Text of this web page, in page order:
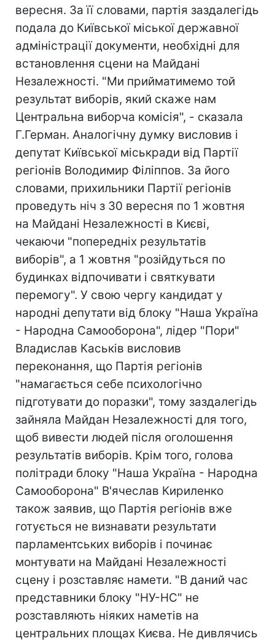
вересня. За її словами, партія заздалегідь
подала до Київської міської державної
адміністрації документи, необхідні для
встановлення сцени на Майдані
Незалежності. "Ми прийматимемо той
результат виборів, який скаже нам
Центральна виборча комісія", - сказала
Г.Герман. Аналогічну думку висловив і
депутат Київської міськради від Партії
регіонів Володимир Філіппов. За його
словами, прихильники Партії регіонів
проведуть ніч з 30 вересня по 1 жовтня
на Майдані Незалежності в Києві,
чекаючи "попередніх результатів
виборів", а 1 жовтня "розійдуться по
будинках відпочивати і святкувати
перемогу". У свою чергу кандидат у
народні депутати від блоку "Наша Україна
- Народна Самооборона", лідер "Пори"
Владислав Каськів висловив
переконання, що Партія регіонів
"намагається себе психологічно
підготувати до поразки", тому заздалегідь
зайняла Майдан Незалежності для того,
щоб вивести людей після оголошення
результатів виборів. Крім того, голова
політради блоку "Наша Україна - Народна
Самооборона" В'ячеслав Кириленко
також заявив, що Партія регіонів вже
готується не визнавати результати
парламентських виборів і починає
монтувати на Майдані Незалежності
сцену і розставляє намети. "В даний час
представники блоку "НУ-НС" не
розставляють ніяких наметів на
центральних площах Києва. Не дивлячись